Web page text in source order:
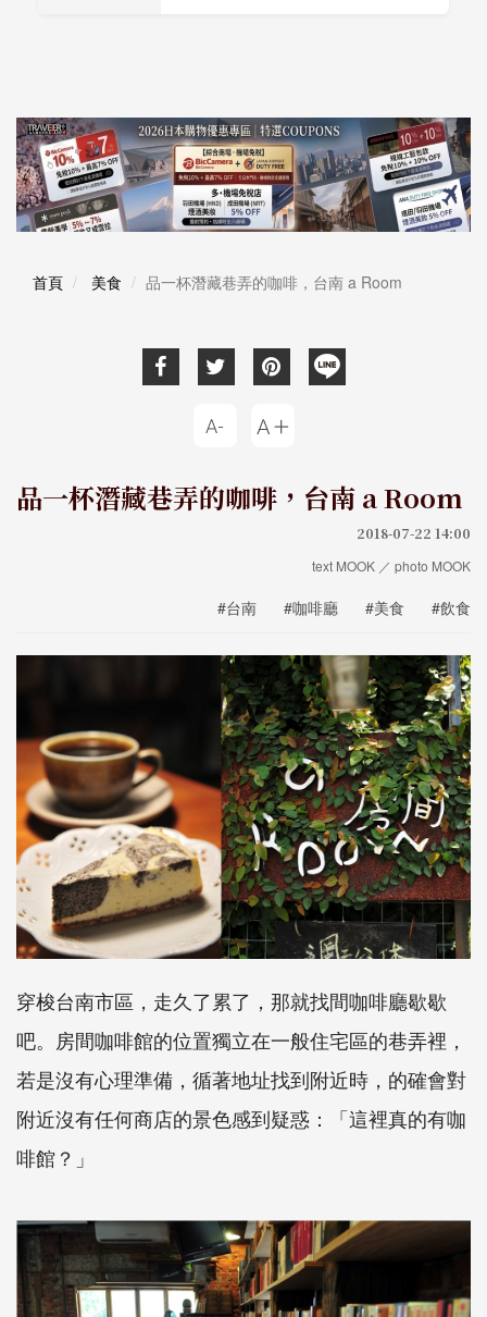
首頁 美食 品一杯潛藏巷弄的咖啡，台南 a Room
品一杯潛藏巷弄的咖啡，台南 a Room
2018-07-22 14:00
text MOOK ／ photo MOOK
#台南 #咖啡廳 #美食 #飲食
穿梭台南市區，走久了累了，那就找間咖啡廳歇歇
吧。房間咖啡館的位置獨立在一般住宅區的巷弄裡，
若是沒有心理準備，循著地址找到附近時，的確會對
附近沒有任何商店的景色感到疑惑：「這裡真的有咖
啡館？」